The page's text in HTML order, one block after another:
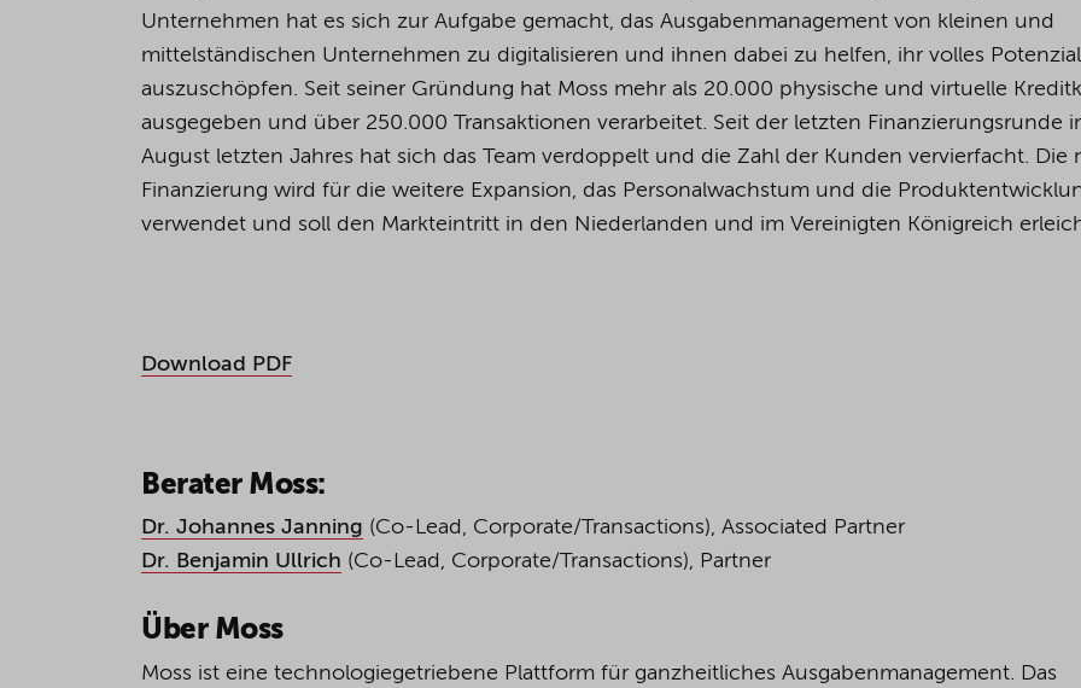
Unternehmen hat es sich zur Aufgabe gemacht, das Ausgabenmanagement von kleinen und
mittelständischen Unternehmen zu digitalisieren und ihnen dabei zu helfen, ihr volles Potenzial
auszuschöpfen. Seit seiner Gründung hat Moss mehr als 20.000 physische und virtuelle
ausgegeben und über 250.000 Transaktionen verarbeitet. Seit der letzten Finanzierungsrunde
August letzten Jahres hat sich das Team verdoppelt und die Zahl der Kunden vervierfacht. Die
Finanzierung wird für die weitere Expansion, das Personalwachstum und die
verwendet und soll den Markteintritt in den Niederlanden und im Vereinigten Königreich
Download PDF
Berater Moss:
Dr. Johannes Janning (Co-Lead, Corporate/Transactions), Associated Partner
Dr. Benjamin Ullrich (Co-Lead, Corporate/Transactions), Partner
ÜberMoss
Moss ist eine technologiegetriebene Plattform für ganzheitliches Ausgabenmanagement. Das